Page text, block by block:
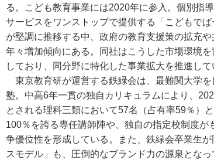
る。こども教育事業には2020年に参入。個別指
サービスをワンストップで提供する「こどもで
が堅調に推移する中、政府の教育支援策の拡充
年々増加傾向にある。同社はこうした市場環境
しており、同分野に特化した事業拡大を推進して
東京教育研が運営する鉄緑会は、最難関大学
塾。中高6年一貫の独自カリキュラムにより、
とされる理科三類において57名（占有率59％）
100％を誇る専任講師陣や、独自の指定校制度
争優位性を形成している。また、鉄緑会卒業生
スモデル」も、圧倒的なブランド力の源泉となっ